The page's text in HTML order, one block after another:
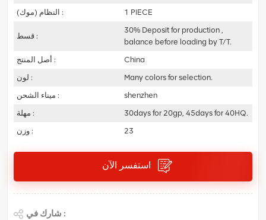
النظام (موك) :
1 PIECE
قسط :
30% Deposit for production ,
balance before loading by T/T.
أصل المنتج :
China
لون :
Many colors for selection.
ميناء الشحن :
shenzhen
مهلة :
30days for 20gp, 45days for 40HQ.
وزن :
23
شارك في :